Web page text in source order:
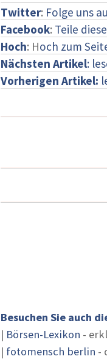
Twitter: Folge uns
Facebook: Teile
Hoch: Hoch zum
Nächsten Artikel:
Vorherigen Artikel:
Besuchen Sie auch
| Börsen-Lexikon -
| fotomensch berlin -